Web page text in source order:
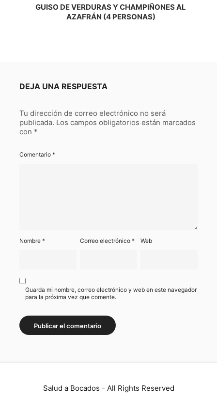
GUISO DE VERDURAS Y CHAMPIÑONES AL
AZAFRÁN (4 PERSONAS)
DEJA UNA RESPUESTA
Tu dirección de correo electrónico no será
publicada. Los campos obligatorios están marcados
con *
Comentario *
Nombre * Correo electrónico* Web
Guarda mi nombre, correo electrónico y web en este navegador
para la próxima vez que comente.
Salud a Bocados - All Rights Reserved